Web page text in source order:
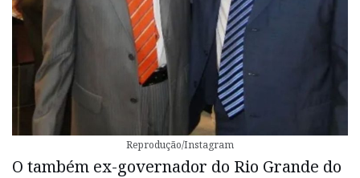
Reprodução/Instagram
O também ex-governador do Rio Grande do